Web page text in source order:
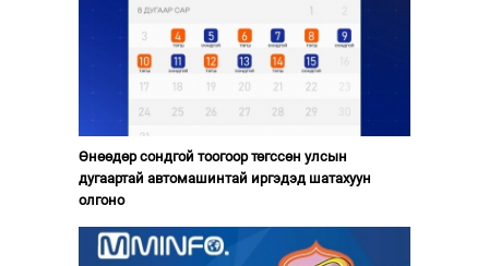
Өнөөдөр сондгой тоогоор төгссөн улсын
дугаартай автомашинтай иргэдэд шатахуун
олгоно